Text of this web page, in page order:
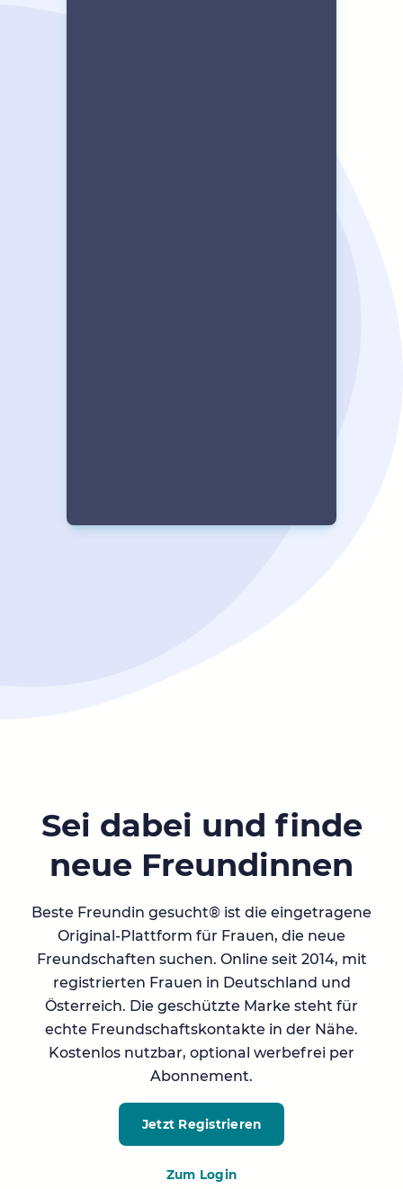
Sei dabei und finde
neue Freundinnen
Beste Freundin gesucht® ist die eingetragene
Original-Plattform für Frauen, die neue
Freundschaften suchen. Online seit 2014, mit
registrierten Frauen in Deutschland und
Österreich. Die geschützte Marke steht für
echte Freundschaftskontakte in der Nähe.
Kostenlos nutzbar, optional werbefrei per
Abonnement.
Jetzt Registrieren
Zum Login